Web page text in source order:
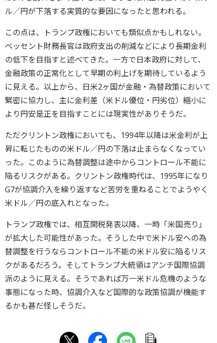
ル／円が下落する実質的な要因になったと思われる。
この点は、トランプ政権においても類似点かもしれない。
ベッセント財務長官は政府支出の削減などにより長期金利
の低下を目指すと述べてきた。一方で日本政府に対して、
金融政策の正常化として早期の利上げを期待しているよう
に見える。以上から、日米2ヶ国が金融・為替政策において
緊密に協力し、主に金利差（米ドル優位・円劣位）縮小に
より円安是正を目指すことには現実性がありそうだ。
ただクリントン政権においても、1994年以降は米金利が上
昇に転じたものの米ドル／円の下落は止まらなくなってい
った。このように為替調整は途中からコントロール不能に
陥るリスクがある。クリントン政権時代は、1995年になり
G7が協調介入を繰り返すなど苦労を重ねることでようやく
米ドル／円の底入れとなった。
トランプ政権では、相互関税発表以降、一時「米国売り」
が拡大した可能性があった。そうした中で米ドル安への為
替調整を行うならコントロール不能の米ドル安に陥るリス
クがあるだろう。そしてトランプ大統領はアンチ国際協調
派のように見える。そうであれば万一米ドル危機のような
事態になった時、協調介入など国際的な政策協調が機能す
るかも甚だ怪しそうだ。